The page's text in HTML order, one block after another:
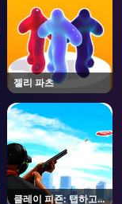
젤리 파츠
클레이 피죤: 탭하고